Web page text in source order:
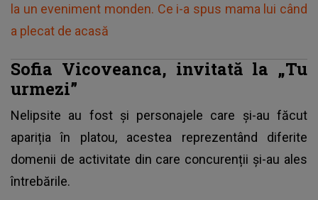
la un eveniment monden. Ce i-a spus mama lui când
a plecat de acasă
Sofia Vicoveanca, invitată la „Tu
urmezi”
Nelipsite au fost și personajele care și-au făcut
apariția în platou, acestea reprezentând diferite
domenii de activitate din care concurenții și-au ales
întrebările.